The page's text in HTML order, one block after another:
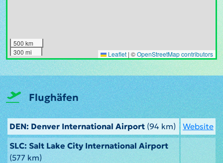
500 km
300 mi
Leaflet | ©OpenStreetMap contributors
Flughäfen
DEN: Denver International Airport (94 km)
Website
SLC: Salt Lake City International Airport
(577 km)